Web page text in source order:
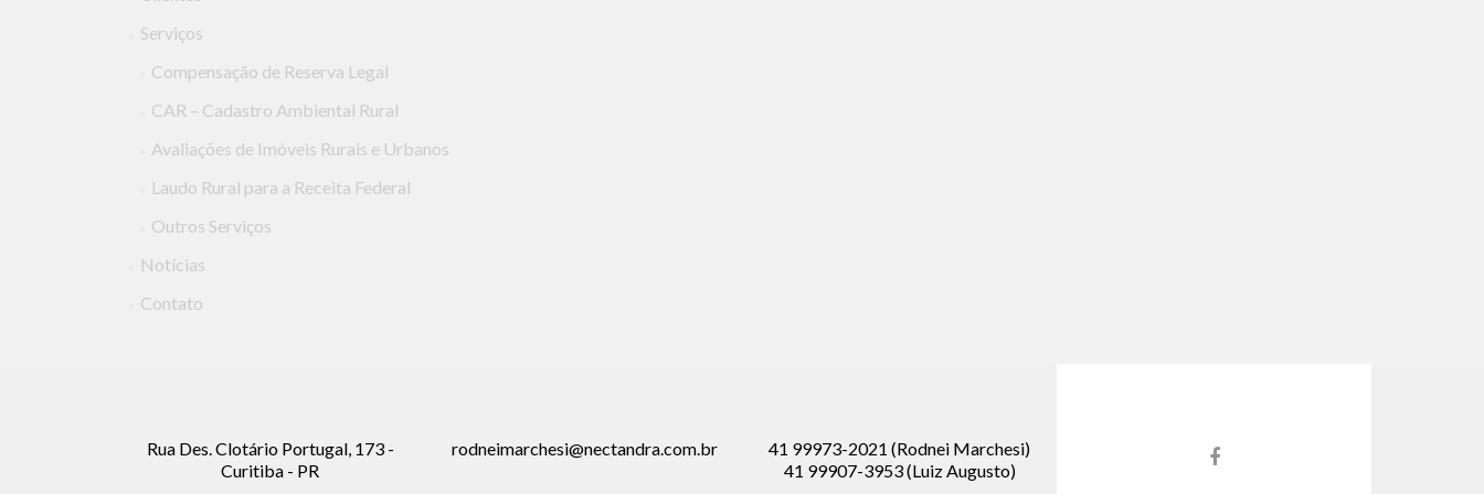
Serviços
Compensação de Reserva Legal
CAR – Cadastro Ambiental Rural
Avaliações de Imóveis Rurais e Urbanos
Laudo Rural para a Receita Federal
Outros Serviços
Notícias
Contato
Rua Des. Clotário Portugal, 173 -
Curitiba - PR
rodneimarchesi@nectandra.com.br
41 99973-2021 (Rodnei Marchesi)
41 99907-3953 (Luiz Augusto)
Link